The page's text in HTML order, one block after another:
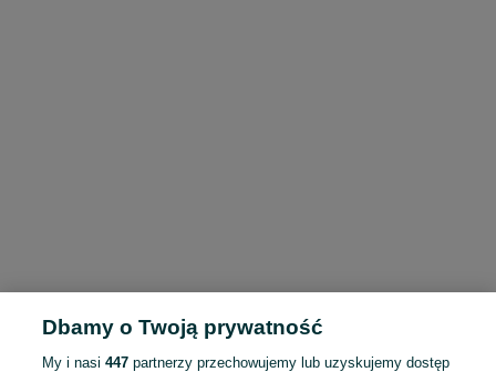
Dbamy o Twoją prywatność
My i nasi447 partnerzy przechowujemy lub uzyskujemy dostęp